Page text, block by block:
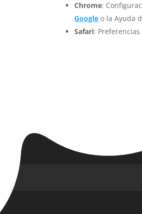
Chrome:
Google o la Ayuda
Safari: